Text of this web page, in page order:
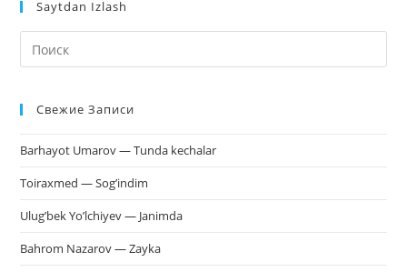
Saytdan Izlash
Свежие Записи
Barhayot Umarov — Tunda kechalar
Toiraxmed — Sog’indim
Ulug’bek Yo’lchiyev — Janimda
Bahrom Nazarov — Zayka